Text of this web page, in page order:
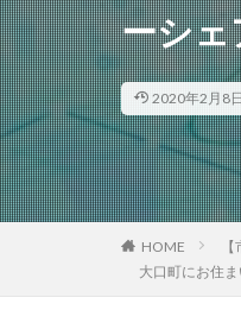
ーシェ
2020年2月8日
HOME
大口町にお住